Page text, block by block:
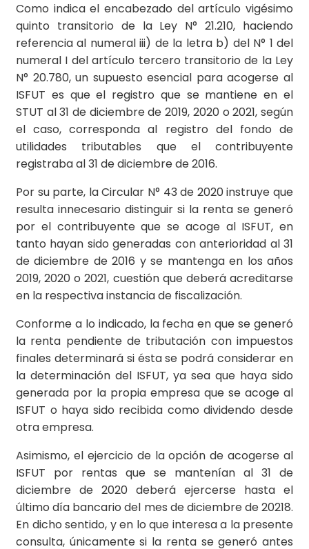
Como indica el encabezado del artículo vigésimo
quinto transitorio de la Ley N° 21.210, haciendo
referencia al numeral iii) de la letra b) del N° 1 del
numeral I del artículo tercero transitorio de la Ley
N° 20.780, un supuesto esencial para acogerse al
ISFUT es que el registro que se mantiene en el
STUT al 31 de diciembre de 2019, 2020 o 2021, según
el caso, corresponda al registro del fondo de
utilidades tributables que el contribuyente
registraba al 31 de diciembre de 2016.
Por su parte, la Circular N° 43 de 2020 instruye que
resulta innecesario distinguir si la renta se generó
por el contribuyente que se acoge al ISFUT, en
tanto hayan sido generadas con anterioridad al 31
de diciembre de 2016 y se mantenga en los años
2019, 2020 o 2021, cuestión que deberá acreditarse
en la respectiva instancia de fiscalización.
Conforme a lo indicado, la fecha en que se generó
la renta pendiente de tributación con impuestos
finales determinará si ésta se podrá considerar en
la determinación del ISFUT, ya sea que haya sido
generada por la propia empresa que se acoge al
ISFUT o haya sido recibida como dividendo desde
otra empresa.
Asimismo, el ejercicio de la opción de acogerse al
ISFUT por rentas que se mantenían al 31 de
diciembre de 2020 deberá ejercerse hasta el
último día bancario del mes de diciembre de 20218.
En dicho sentido, y en lo que interesa a la presente
consulta, únicamente si la renta se generó antes